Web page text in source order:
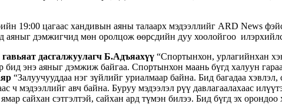
19:00 цагаас хандивын аяны талаарх мэдээллийг ARD News
аяныг дэмжигчид мөн оролцож өөрсдийн дуу хоолойгоо
дасгалжуулагч Б.Адъяахүү “Спортынхон, урлагийнхан
энэ аяныг дэмжиж байгаа. Спортынхон маань бүгд халуун
“Залуучууддаа нэг зүйлийг уриалмаар байна. Бид багадаа
ч мэдээллийг авч байна. Буруу мэдээлэл рүү давлагаалахаас
сайхан сэтгэлтэй, сайхан ард түмэн билээ. Бид бүгд эх